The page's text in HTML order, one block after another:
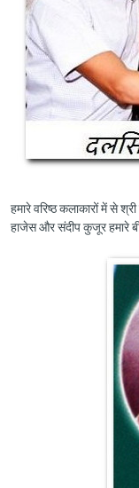
हमारे वरिष्ठ कलाकारों में से
हाजेस और संदीप कुजूर हमारे